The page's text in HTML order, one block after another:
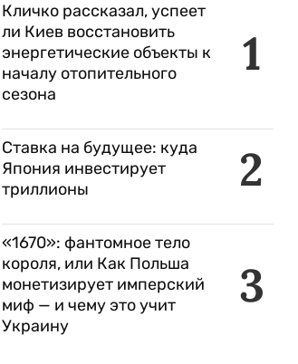
1
Кличко рассказал, успеет
ли Киев восстановить
энергетические объекты к
началу отопительного
сезона
2
Ставка на будущее: куда
Япония инвестирует
триллионы
3
«1670»: фантомное тело
короля, или Как Польша
монетизирует имперский
миф — и чему это учит
Украину